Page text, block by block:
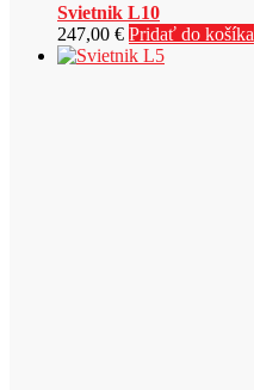
Svietnik L10
247,00 € Pridať do košíka